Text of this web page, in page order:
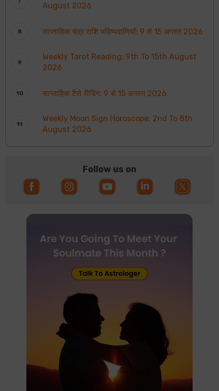
August 2026
साप्ताहिक चंद्र राशि भविष्यवाणियाँ: 9 से 15 अगस्त 2026
Weekly Tarot Reading: 9th To 15th August
2026
साप्ताहिक टैरो रीडिंग: 9 से 15 अगस्त 2026
Weekly Moon Sign Horoscope: 2nd To 8th
August 2026
Follow us on